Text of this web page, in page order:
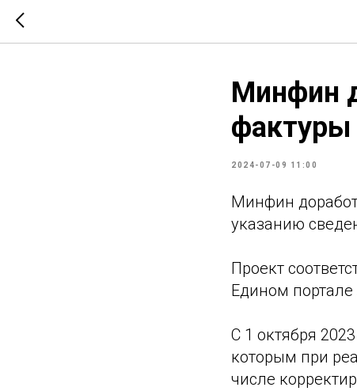
Минфин
фактуры
2024-07-09 11:00
Минфин
указанию
Проект
Едином
С 1 октября
которым при
числе